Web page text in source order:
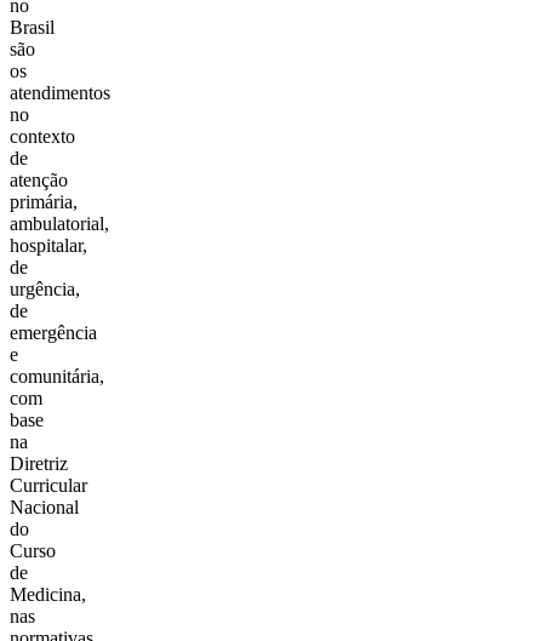
no
Brasil
são
os
atendimentos
no
contexto
de
atenção
primária,
ambulatorial,
hospitalar,
de
urgência,
de
emergência
e
comunitária,
com
base
na
Diretriz
Curricular
Nacional
do
Curso
de
Medicina,
nas